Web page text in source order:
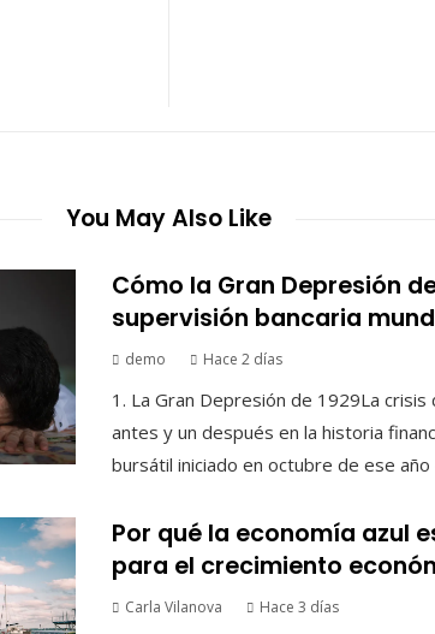
You May Also Like
Cómo la Gran Depresión
supervisión bancaria
demo Hace 2 días
1. La Gran Depresión de 1929La crisis
antes y un después en la historia
bursátil iniciado en octubre de ese
Por qué la economía azul
para el crecimiento
Carla Vilanova Hace 3 días